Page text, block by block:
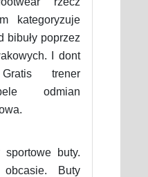
kategoryzuje
bibuły poprzez
I dont
trener
odmian
sportowe buty.
Buty